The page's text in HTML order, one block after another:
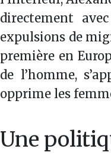
directement
expulsions de
première en
de l’homme,
opprime les
Une